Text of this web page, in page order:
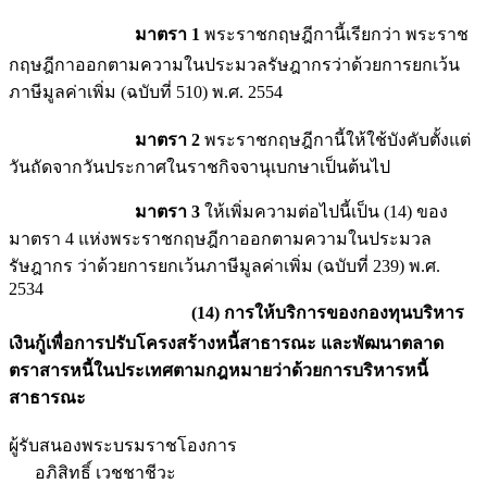
มาตรา 1 พระราชกฤษฎีกานี้เรียกว่า พระราช
กฤษฎีกาออกตามความในประมวลรัษฎากรว่าด้วยการยกเว้น
ภาษีมูลค่าเพิ่ม (ฉบับที่ 510) พ.ศ. 2554
มาตรา 2 พระราชกฤษฎีกานี้ให้ใช้บังคับตั้งแต่
วันถัดจากวันประกาศในราชกิจจานุเบกษาเป็นต้นไป
มาตรา 3 ให้เพิ่มความต่อไปนี้เป็น (14) ของ
มาตรา 4 แห่งพระราชกฤษฎีกาออกตามความในประมวล
รัษฎากร ว่าด้วยการยกเว้นภาษีมูลค่าเพิ่ม (ฉบับที่ 239) พ.ศ.
2534
(14) การให้บริการของกองทุนบริหาร
เงินกู้เพื่อการปรับโครงสร้างหนี้สาธารณะ และพัฒนาตลาด
ตราสารหนี้ในประเทศตามกฎหมายว่าด้วยการบริหารหนี้
สาธารณะ
ผู้รับสนองพระบรมราชโองการ
อภิสิทธิ์ เวชชาชีวะ